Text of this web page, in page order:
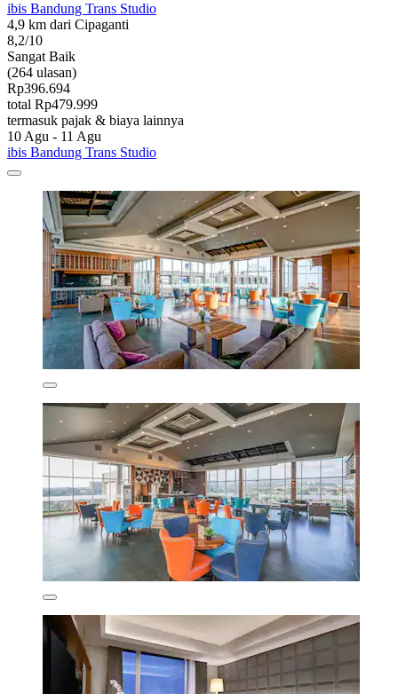
ibis Bandung Trans Studio
4,9 km dari Cipaganti
8,2/10
Sangat Baik
(264 ulasan)
Rp396.694
total Rp479.999
termasuk pajak & biaya lainnya
10 Agu - 11 Agu
ibis Bandung Trans Studio